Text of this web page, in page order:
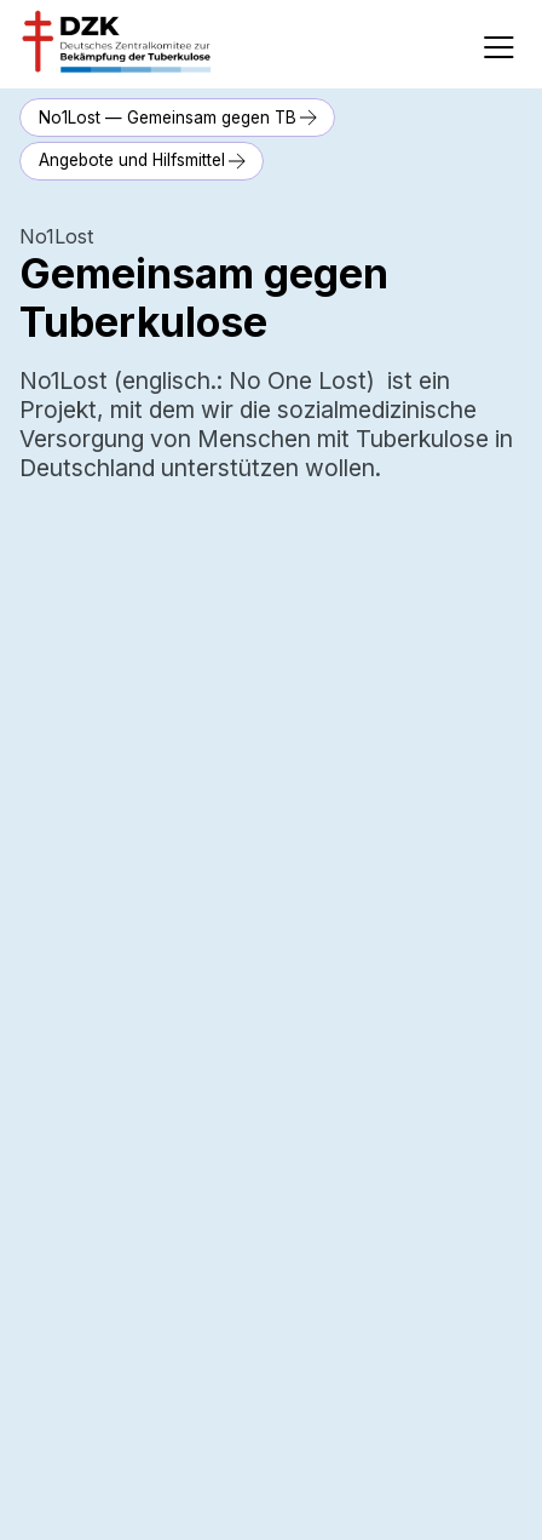
No1Lost — Gemeinsam gegen TB
Angebote und Hilfsmittel
No1Lost
Gemeinsam gegen
Tuberkulose
No1Lost (englisch.: No One Lost) ist ein
Projekt, mit dem wir die sozialmedizinische
Versorgung von Menschen mit Tuberkulose in
Deutschland unterstützen wollen.